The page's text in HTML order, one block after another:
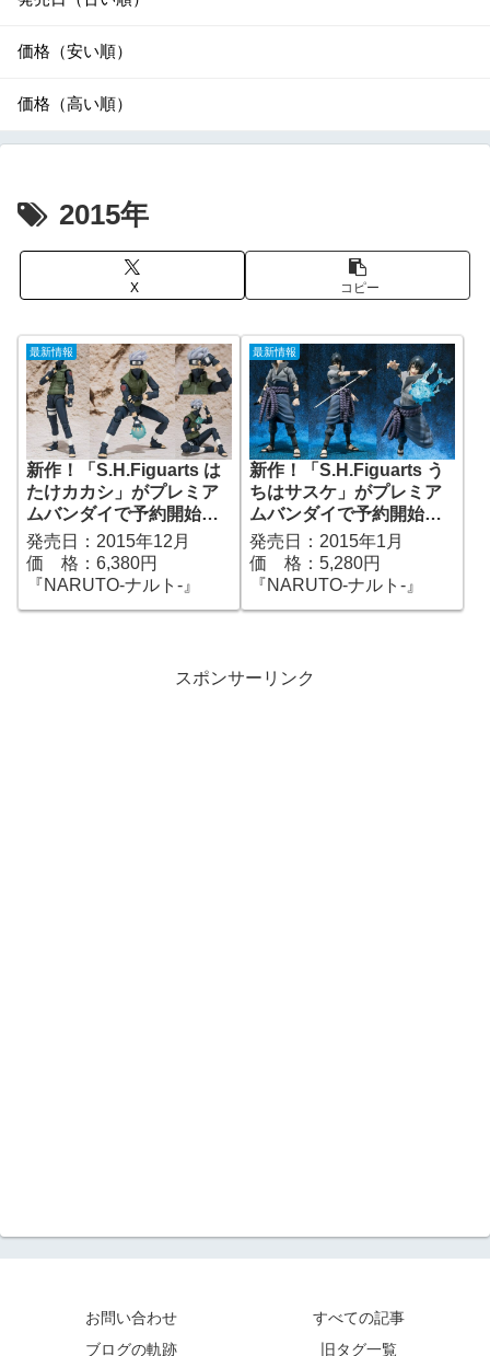
価格（安い順）
価格（高い順）
2015年
X コピー
最新情報
新作！「S.H.Figuarts は
たけカカシ」がプレミア
ムバンダイで予約開始！
『NARUTO-ナルト-』｜
定価6,380円｜発売日
2015年12月予定
発売日：2015年12月
価 格：6,380円
『NARUTO-ナルト-』
最新情報
新作！「S.H.Figuarts う
ちはサスケ」がプレミア
ムバンダイで予約開始！
『NARUTO-ナルト-』｜
定価5,280円｜発売日
2015年01月予定
発売日：2015年1月
価 格：5,280円
『NARUTO-ナルト-』
スポンサーリンク
お問い合わせ
すべての記事
ブログの軌跡
旧タグ一覧